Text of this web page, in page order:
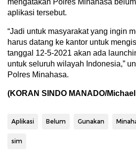
mengatakan Polres Minahasa
aplikasi tersebut.
“Jadi untuk masyarakat yang ingin
harus datang ke kantor untuk
tanggal 12-5-2021 akan ada
untuk seluruh wilayah Indonesia,”
Polres Minahasa.
(KORAN SINDO MANADO/
Aplikasi Belum Gunakan
sim